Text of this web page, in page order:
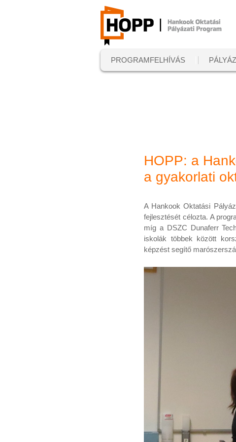
PROGRAMFELHÍVÁS
HOPP: a
a gyakorlati
A Hankook Oktatási
fejlesztését célozta. A
míg a DSZC Dunaferr
iskolák többek között
képzést segítő